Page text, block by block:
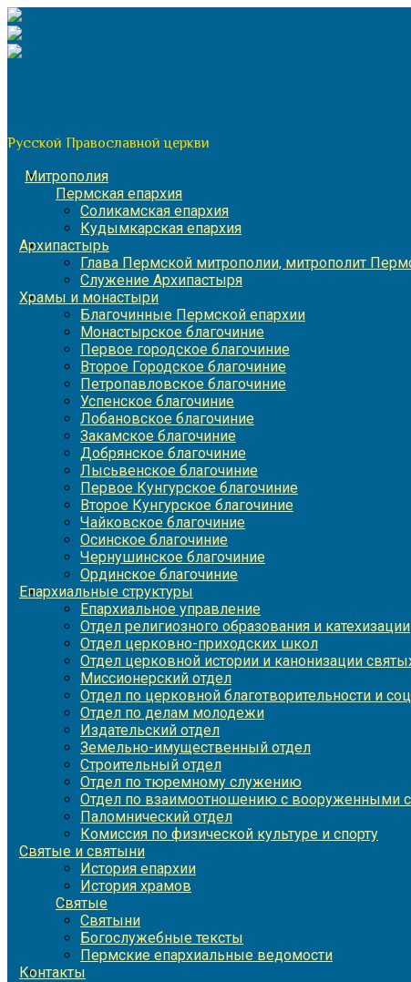
Перейти
к
содержимому
Русской Православной церкви
Митрополия
Пермская епархия
Соликамская епархия
Кудымкарская епархия
Архипастырь
Глава Пермской митрополии, митрополит
Служение Архипастыря
Храмы и монастыри
Благочинные Пермской епархии
Монастырское благочиние
Первое городское благочиние
Второе Городское благочиние
Петропавловское благочиние
Успенское благочиние
Лобановское благочиние
Закамское благочиние
Добрянское благочиние
Лысьвенское благочиние
Первое Кунгурское благочиние
Второе Кунгурское благочиние
Чайковское благочиние
Осинское благочиние
Чернушинское благочиние
Ординское благочиние
Епархиальные структуры
Епархиальное управление
Отдел религиозного образования и катехизации
Отдел церковно-приходских школ
Отдел церковной истории и канонизации
Миссионерский отдел
Отдел по церковной благотворительности и
Отдел по делам молодежи
Издательский отдел
Земельно-имущественный отдел
Строительный отдел
Отдел по тюремному служению
Отдел по взаимоотношению с вооруженными
Паломнический отдел
Комиссия по физической культуре и спорту
Святые и святыни
История епархии
История храмов
Святые
Святыни
Богослужебные тексты
Пермские епархиальные ведомости
Контакты